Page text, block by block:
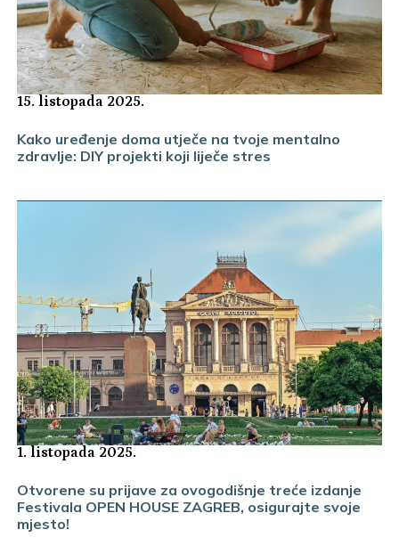
15. listopada 2025.
Kako uređenje doma utječe na tvoje mentalno
zdravlje: DIY projekti koji liječe stres
1. listopada 2025.
Otvorene su prijave za ovogodišnje treće izdanje
Festivala OPEN HOUSE ZAGREB, osigurajte svoje
mjesto!